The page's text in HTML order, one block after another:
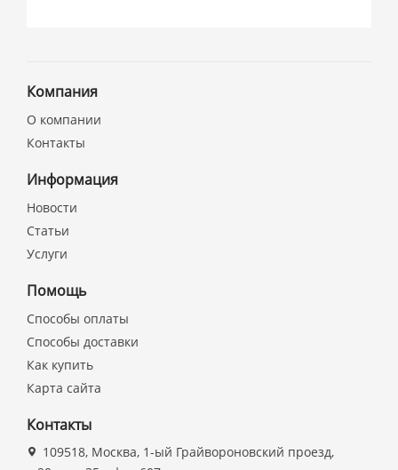
Компания
О компании
Контакты
Информация
Новости
Статьи
Услуги
Помощь
Способы оплаты
Способы доставки
Как купить
Карта сайта
Контакты
109518, Москва, 1-ый Грайвороновский проезд,